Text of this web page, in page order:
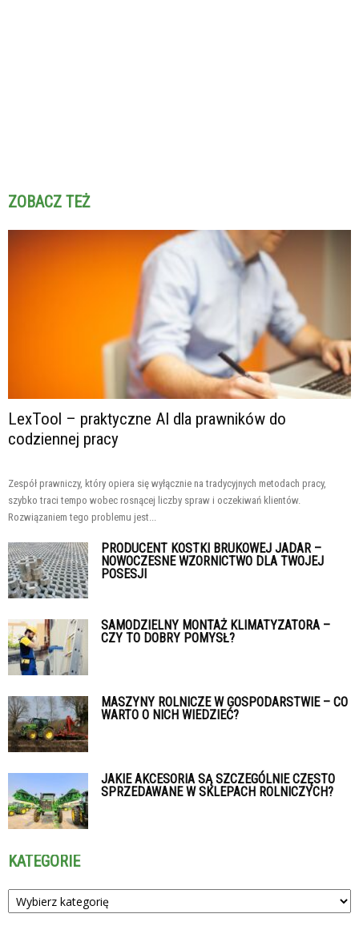
ZOBACZ TEŻ
LexTool – praktyczne AI dla prawników do
codziennej pracy
Zespół prawniczy, który opiera się wyłącznie na tradycyjnych metodach pracy,
szybko traci tempo wobec rosnącej liczby spraw i oczekiwań klientów.
Rozwiązaniem tego problemu jest...
PRODUCENT KOSTKI BRUKOWEJ JADAR –
NOWOCZESNE WZORNICTWO DLA TWOJEJ
POSESJI
SAMODZIELNY MONTAŻ KLIMATYZATORA –
CZY TO DOBRY POMYSŁ?
MASZYNY ROLNICZE W GOSPODARSTWIE – CO
WARTO O NICH WIEDZIEĆ?
JAKIE AKCESORIA SĄ SZCZEGÓLNIE CZĘSTO
SPRZEDAWANE W SKLEPACH ROLNICZYCH?
KATEGORIE
Kategorie